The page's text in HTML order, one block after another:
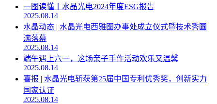
一图读懂丨水晶光电2024年度ESG报告
2025.08.14
水晶动态 | 水晶光电西雅图办事处成立仪式暨技术秀圆
满落幕
2025.08.14
端午遇上六一，这场亲子手作活动欢乐又温馨
2025.08.14
喜报 | 水晶光电斩获第25届中国专利优秀奖，创新实力
国家认证
2025.08.14